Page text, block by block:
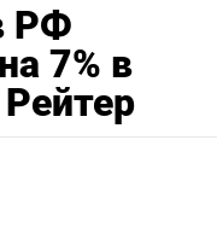
РФ
7% в